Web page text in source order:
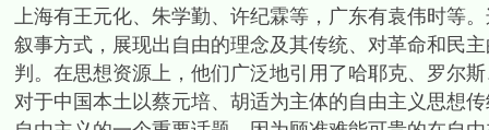
上海有王元化、朱学勤、许纪霖等，广东有袁伟时等
叙事方式，展现出自由的理念及其传统、对革命和民
判。在思想资源上，他们广泛地引用了哈耶克、罗尔
对于中国本土以蔡元培、胡适为主体的自由主义思想